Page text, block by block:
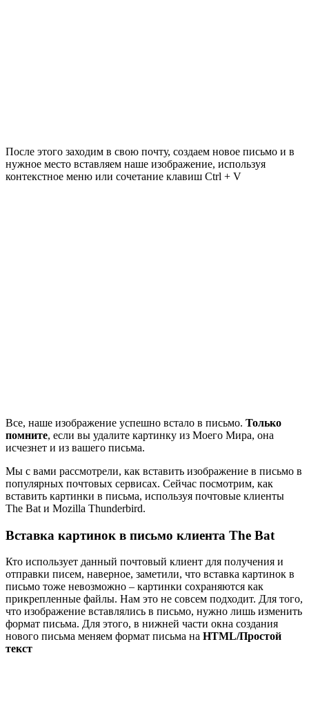
После этого заходим в свою почту, создаем новое письмо и в
нужное место вставляем наше изображение, используя
контекстное меню или сочетание клавиш Ctrl + V
Все, наше изображение успешно встало в письмо. Только
помните, если вы удалите картинку из Моего Мира, она
исчезнет и из вашего письма.
Мы с вами рассмотрели, как вставить изображение в письмо в
популярных почтовых сервисах. Сейчас посмотрим, как
вставить картинки в письма, используя почтовые клиенты
The Bat и Mozilla Thunderbird.
Вставка картинок в письмо клиента The Bat
Кто использует данный почтовый клиент для получения и
отправки писем, наверное, заметили, что вставка картинок в
письмо тоже невозможно – картинки сохраняются как
прикрепленные файлы. Нам это не совсем подходит. Для того,
что изображение вставлялись в письмо, нужно лишь изменить
формат письма. Для этого, в нижней части окна создания
нового письма меняем формат письма на HTML/Простой
текст